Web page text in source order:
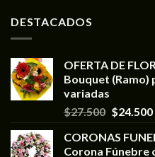
DESTACADOS
OFERTA DE
Bouquet (Ramo)
variadas
$27.500 $24.500
CORONAS
Corona Fúnebre